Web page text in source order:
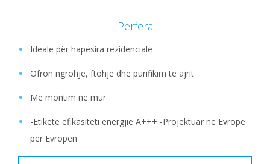
Perfera
Ideale për hapësira rezidenciale
Ofron ngrohje, ftohje dhe purifikim të ajrit
Me montim në mur
-Etiketë efikasiteti energjie A+++ -Projektuar në Evropë
për Evropën